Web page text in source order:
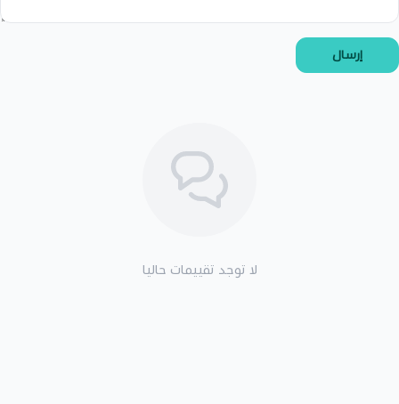
إرسال
لا توجد تقييمات حاليا